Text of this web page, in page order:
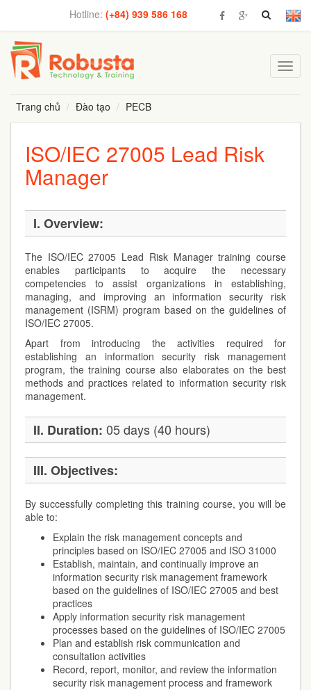
Hotline: (+84) 939 586 168
Trang chủ
Đào tạo PECB
ISO/IEC 27005 Lead Risk
Manager
I. Overview:
The ISO/IEC 27005 Lead Risk Manager training course
enables participants to acquire the necessary
competencies to assist organizations in establishing,
managing, and improving an information security risk
management (ISRM) program based on the guidelines of
ISO/IEC 27005.
Apart from introducing the activities required for
establishing an information security risk management
program, the training course also elaborates on the best
methods and practices related to information security risk
management.
II. Duration: 05 days (40 hours)
III. Objectives:
By successfully completing this training course, you will be
able to:
Explain the risk management concepts and
principles based on ISO/IEC 27005 and ISO 31000
Establish, maintain, and continually improve an
information security risk management framework
based on the guidelines of ISO/IEC 27005 and best
practices
Apply information security risk management
processes based on the guidelines of ISO/IEC 27005
Plan and establish risk communication and
consultation activities
Record, report, monitor, and review the information
security risk management process and framework